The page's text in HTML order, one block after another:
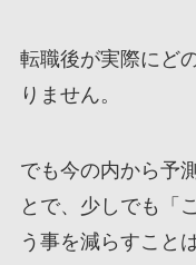
転職後が実際にど
りません。
でも今の内から予
とで、少しでも「
う事を減らすこと